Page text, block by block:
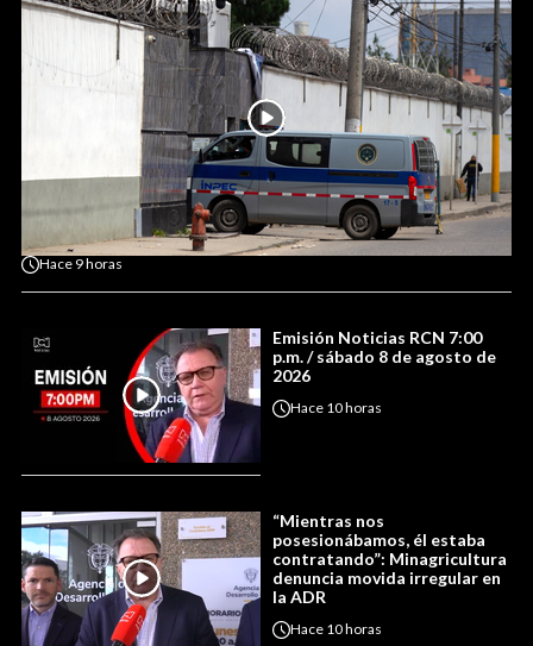
Hace 9 horas
Emisión Noticias RCN 7:00
p.m. / sábado 8 de agosto de
2026
Hace 10 horas
“Mientras nos
posesionábamos, él estaba
contratando”: Minagricultura
denuncia movida irregular en
la ADR
Hace 10 horas